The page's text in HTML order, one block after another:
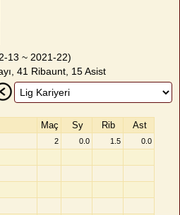
13 ~ 2021-22)
41 Ribaunt, 15 Asist
Maç Sy Rib Ast
2 0.0 1.5
0.0